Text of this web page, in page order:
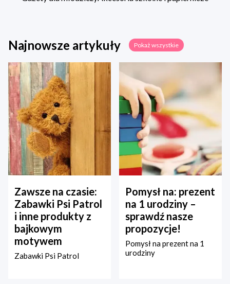
Najnowsze artykuły Pokaż wszystkie
Zawsze na czasie:
Zabawki Psi Patrol
i inne produkty z
bajkowym
motywem
Zabawki Psi Patrol
Pomysł na: prezent
na 1 urodziny –
sprawdź nasze
propozycje!
Pomysł na prezent na 1
urodziny